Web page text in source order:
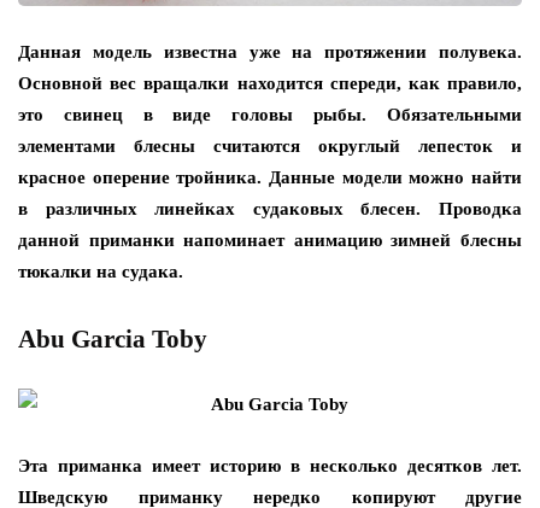
Данная модель известна уже на протяжении полувека.
Основной вес вращалки находится спереди, как правило,
это свинец в виде головы рыбы. Обязательными
элементами блесны считаются округлый лепесток и
красное оперение тройника. Данные модели можно найти
в различных линейках судаковых блесен. Проводка
данной приманки напоминает анимацию зимней блесны
тюкалки на судака.
Abu Garcia Toby
Эта приманка имеет историю в несколько десятков лет.
Шведскую приманку нередко копируют другие